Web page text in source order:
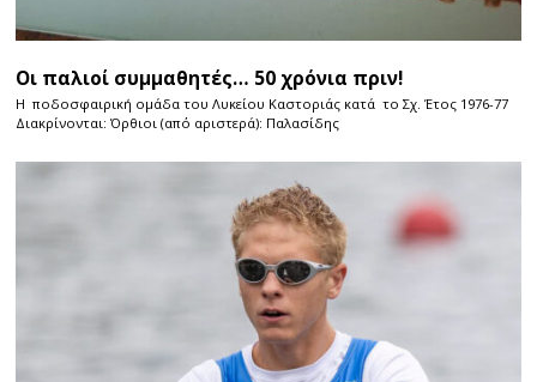
Οι παλιοί συμμαθητές… 50 χρόνια πριν!
Η ποδοσφαιρική ομάδα του Λυκείου Καστοριάς κατά το Σχ. Έτος 1976-77
Διακρίνονται: Όρθιοι (από αριστερά): Παλασίδης